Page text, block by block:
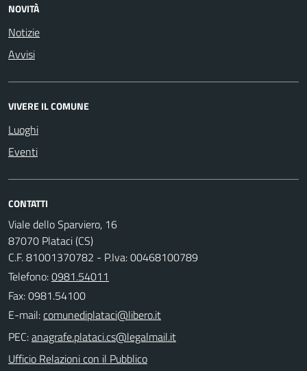
NOVITÀ
Notizie
Avvisi
VIVERE IL COMUNE
Luoghi
Eventi
CONTATTI
Viale dello Sparviero, 16
87070 Plataci (CS)
C.F. 81001370782 - P.Iva: 00468100789
Telefono:0981.54011
Fax: 0981.54100
E-mail:
PEC:
Ufficio Relazioni con il Pubblico